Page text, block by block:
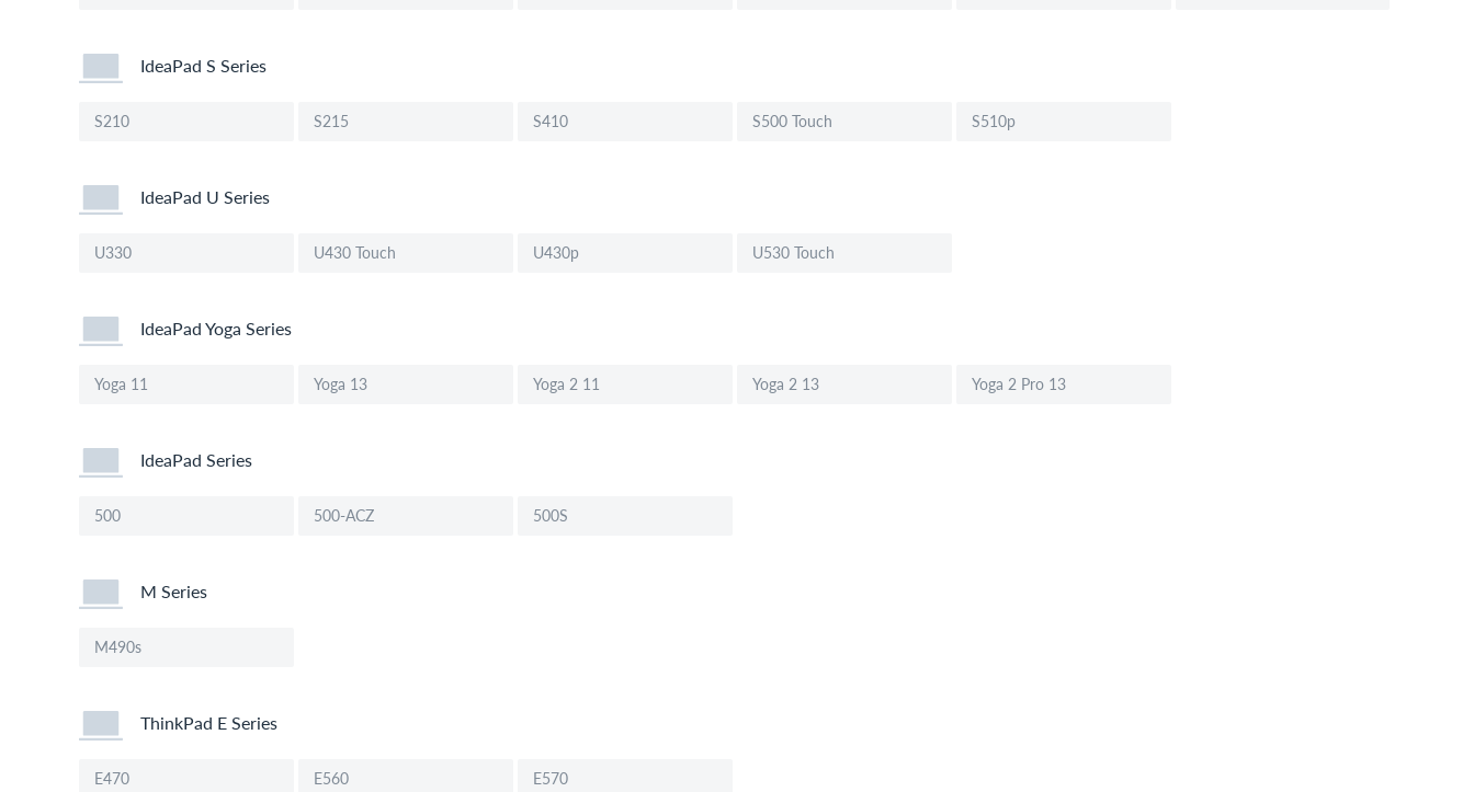
IdeaPad S Series
S210 S215 S410 S500 Touch S510p
IdeaPad U Series
U330 U430 Touch U430p U530 Touch
IdeaPad Yoga Series
Yoga 11 Yoga 13 Yoga 2 11 Yoga 2 13 Yoga 2 Pro 13
IdeaPad Series
500 500-ACZ 500S
M Series
M490s
ThinkPad E Series
E470 E560 E570